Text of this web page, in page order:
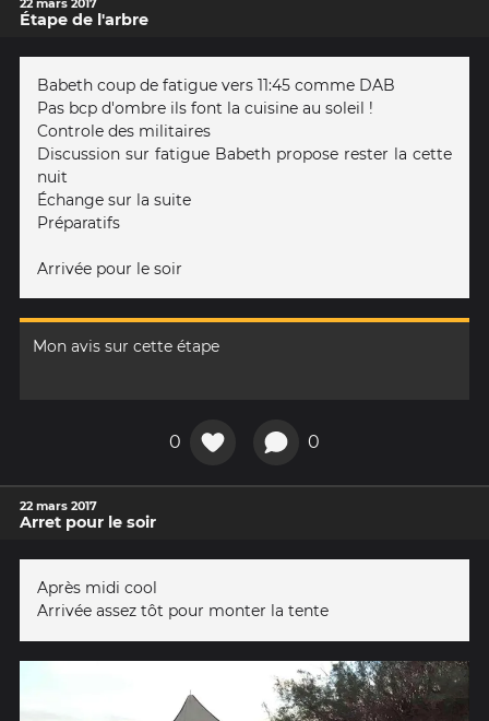
Étape de l'arbre
Babeth coup de fatigue vers 11:45 comme DAB
Pas bcp d'ombre ils font la cuisine au soleil !
Controle des militaires
Discussion sur fatigue Babeth propose rester la cette
nuit
Échange sur la suite
Préparatifs
Arrivée pour le soir
Mon avis sur cette étape
0 0
22 mars 2017
Arret pour le soir
Après midi cool
Arrivée assez tôt pour monter la tente